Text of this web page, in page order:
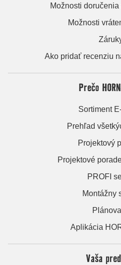
Možnosti
Možnosti
Ako pridať recenziu
Prečo
Sortiment
Prehľad
Projektový
Projektové
PROFI
Montážny
Aplikácia
Vaša